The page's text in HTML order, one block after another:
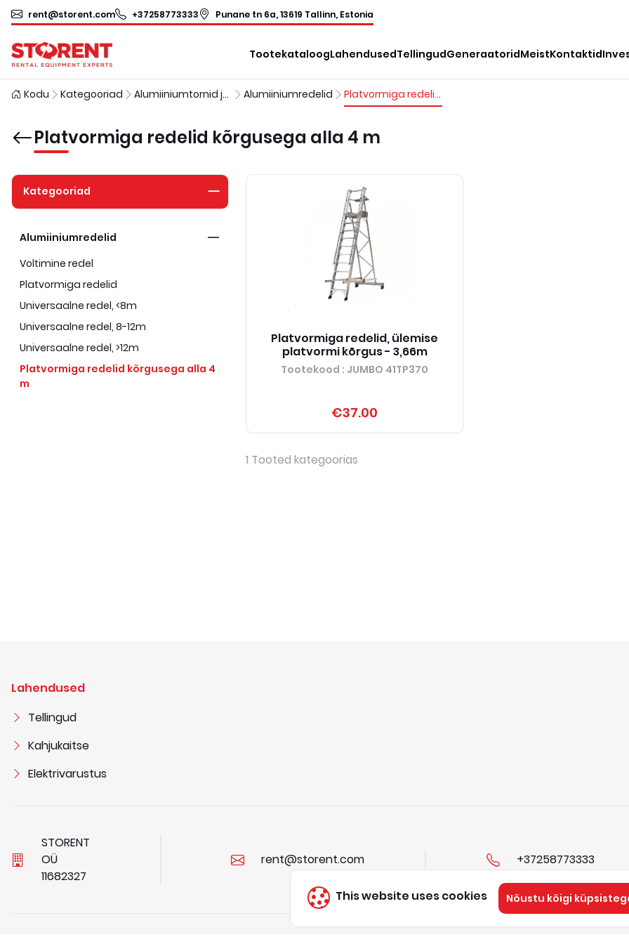
rent@storent.com +37258773333 Punane tn 6a, 13619 Tallinn, Estonia
TootekataloogLahendusedTellingudGeneraatoridMeistKontaktid
Kodu Kategooriad Alumiiniumtornid ja redelid Alumiiniumredelid Platvormiga redelid kõrgusega alla 4 m
Platvormiga redelid kõrgusega alla 4 m
Kategooriad
Alumiiniumredelid
Voltimine redel
Platvormiga redelid
Universaalne redel, <8m
Universaalne redel, 8-12m
Universaalne redel, >12m
Platvormiga redelid kõrgusega alla 4
m
Platvormiga redelid, ülemise
platvormi kõrgus - 3,66m
Tootekood : JUMBO 41TP370
€37.00
1 Tooted kategoorias
Lahendused
Tellingud
Kahjukaitse
Elektrivarustus
STORENT
OÜ
11682327
rent@storent.com +37258773333
This website uses cookies Nõustu kõigi